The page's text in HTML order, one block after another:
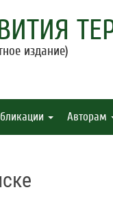
издание)
Авторам